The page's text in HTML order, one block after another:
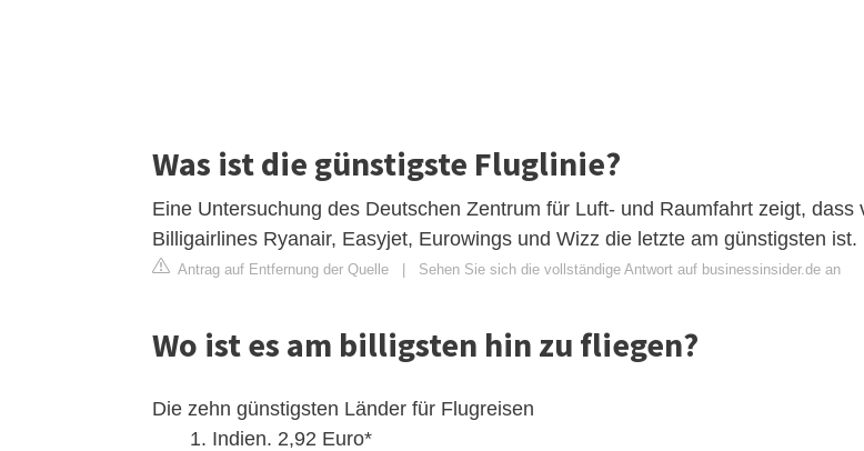
Was ist die günstigste Fluglinie?
Eine Untersuchung des Deutschen Zentrum für Luft- und Raumfahrt zeigt, dass
Billigairlines Ryanair, Easyjet, Eurowings und Wizz die letzte am günstigsten ist.
Antrag auf Entfernung der Quelle Sehen Sie sich die vollständige Antwort auf businessinsider.de an
Wo ist es am billigsten hin zu fliegen?
Die zehn günstigsten Länder für Flugreisen
Indien. 2,92 Euro*